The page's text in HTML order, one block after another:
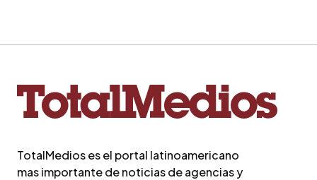
TotalMedios es el portal latinoamericano
mas importante de noticias de agencias y